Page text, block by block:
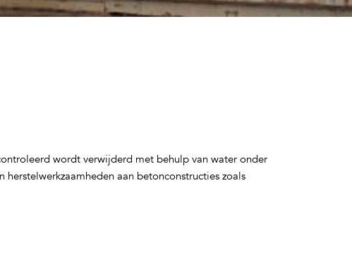
wordt verwijderd met behulp van water onder
aan betonconstructies zoals